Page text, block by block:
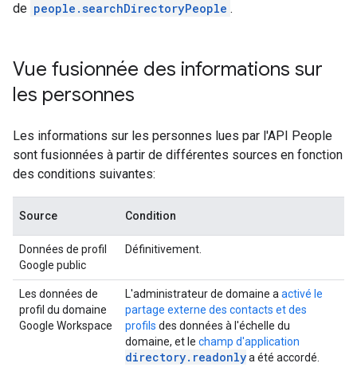
de people.searchDirectoryPeople .
Vue fusionnée des informations sur
les personnes
Les informations sur les personnes lues par l'API People
sont fusionnées à partir de différentes sources en fonction
des conditions suivantes:
Source Condition
Données de profil
Google public
Définitivement.
Les données de
profil du domaine
Google Workspace
L'administrateur de domaine a activé le
partage externe des contacts et des
profils des données à l'échelle du
domaine, et le champ d'application
directory.readonlya été accordé.